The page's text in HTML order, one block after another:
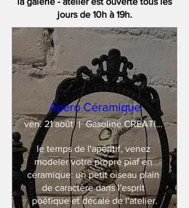
jours de 10h à 19h.
Apéro Céramique
ven. 21 août Gasoline CREATION
le temps de l'apéritif, venez
modeler votre propre piaf en
céramique: un petit oiseau plain
de caractère dans l'esprit
poétique et décalé de l'atelier.